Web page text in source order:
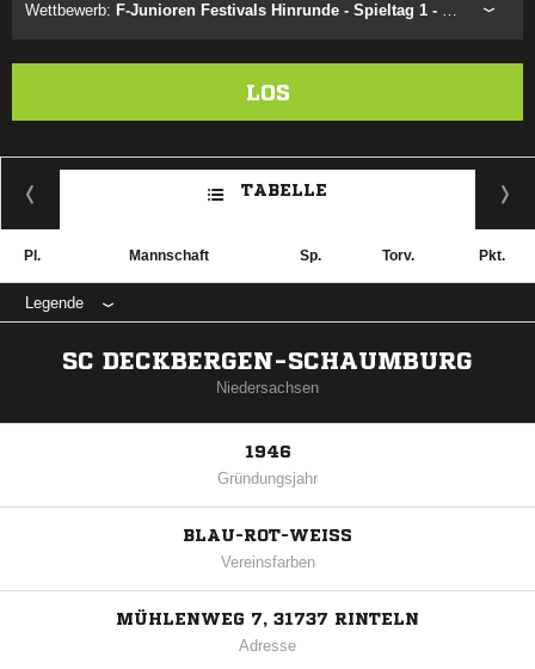
Wettbewerb: F-Junioren Festivals Hinrunde - Spieltag 1 - Festival 1.1
LOS
TABELLE
Pl. Mannschaft Sp. Torv. Pkt.
Legende
SC DECKBERGEN-SCHAUMBURG
Niedersachsen
1946
Gründungsjahr
BLAU-ROT-WEISS
Vereinsfarben
MÜHLENWEG 7, 31737 RINTELN
Adresse